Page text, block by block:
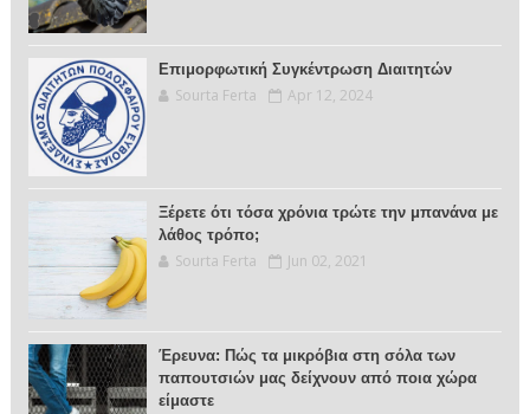
Επιμορφωτική Συγκέντρωση Διαιτητών
Sourta Ferta Apr 12, 2024
Ξέρετε ότι τόσα χρόνια τρώτε την μπανάνα με
λάθος τρόπο;
Sourta Ferta Jun 02, 2021
Έρευνα: Πώς τα μικρόβια στη σόλα των
παπουτσιών μας δείχνουν από ποια χώρα
είμαστε